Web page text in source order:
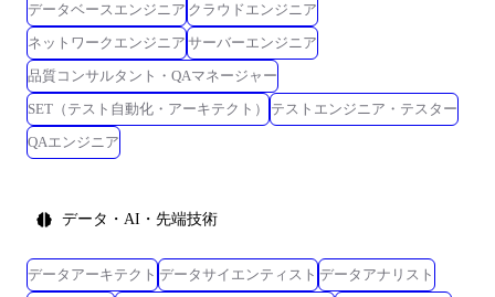
データベースエンジニア クラウドエンジニア
ネットワークエンジニア サーバーエンジニア
品質コンサルタント・QAマネージャー
SET（テスト自動化・アーキテクト）
テストエンジニア・テスター
QAエンジニア
データ・AI・先端技術
データアーキテクト データサイエンティスト データアナリスト